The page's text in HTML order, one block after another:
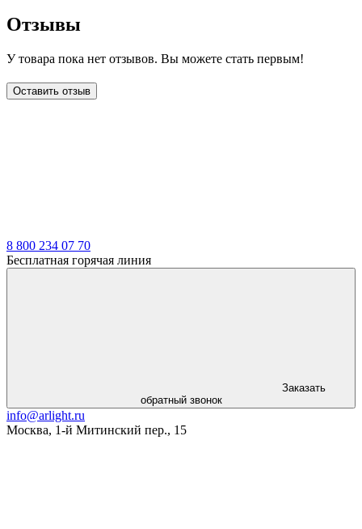
Отзывы
У товара пока нет отзывов. Вы можете стать первым!
Оставить отзыв
8 800 234 07 70
Бесплатная горячая линия
Заказать
обратный звонок
info@arlight.ru
Москва, 1-й Митинский пер., 15